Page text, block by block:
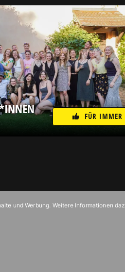
FÜR IMMER
und Werbung. Weitere Informationen